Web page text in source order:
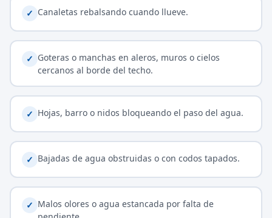
✓ Canaletas rebalsando cuando llueve.
✓ Goteras o manchas en aleros, muros o cielos
cercanos al borde del techo.
✓ Hojas, barro o nidos bloqueando el paso del agua.
✓ Bajadas de agua obstruidas o con codos tapados.
✓ Malos olores o agua estancada por falta de